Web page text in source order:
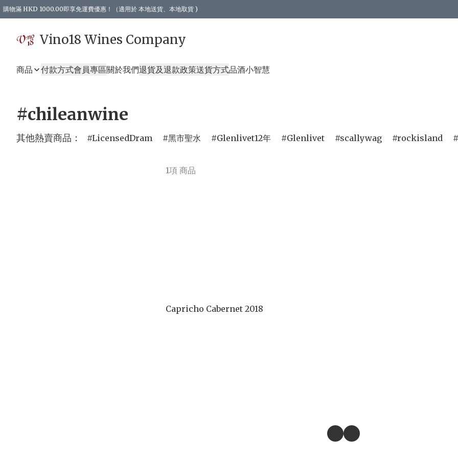
購物滿 HKD 1000.00即享免運費優惠！（適用於 本地送貨、本地取貨 )
Vino18 Wines Company
商品 付款方式會員專區關於我們退貨及退款政策送貨方式品酒小智慧
#chileanwine
其他熱賣商品： LicensedDram 黑市聖水 Glenlivet12年 Glenlivet scallywag rockisland
1項 商品
Capricho Cabernet 2018